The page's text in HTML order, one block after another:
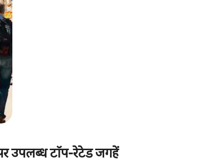
उपलब्ध टॉप-रेटेड जगहें